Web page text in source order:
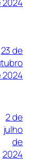
23 de
2024
2 de
julho
de
2024